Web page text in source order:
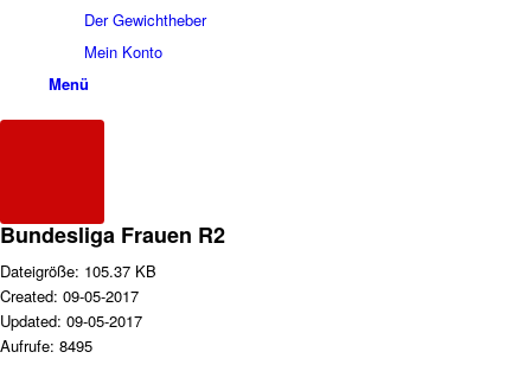
Der Gewichtheber
Mein Konto
Menü
Bundesliga Frauen R2
Dateigröße: 105.37 KB
Created: 09-05-2017
Updated: 09-05-2017
Aufrufe: 8495